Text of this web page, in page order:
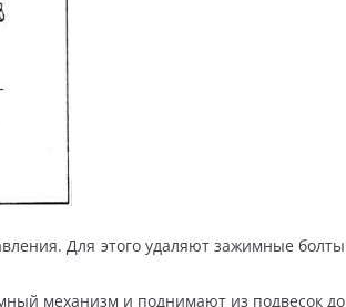
Для этого удаляют зажимные болты
механизм и поднимают из подвесок до